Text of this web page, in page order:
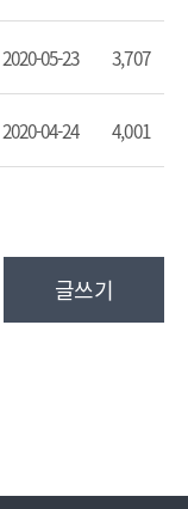
2020-05-23 3,707
2020-04-24 4,001
글쓰기